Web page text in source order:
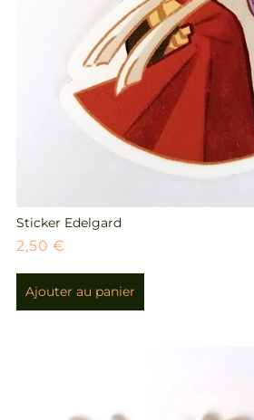
Sticker Edelgard
2,50€
Ajouter au panier